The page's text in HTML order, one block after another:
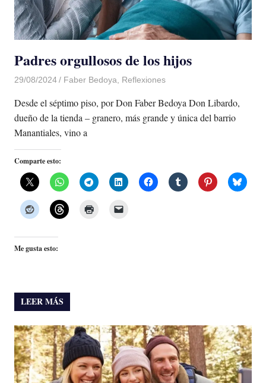
Padres orgullosos de los hijos
29/08/2024 De todo un Poco
Faber Bedoya Reflexiones
Desde el séptimo piso, por Don Faber Bedoya Don Libardo,
dueño de la tienda – granero, más grande y única del barrio
Manantiales, vino a
Comparte esto:
Me gusta esto:
LEER MÁS